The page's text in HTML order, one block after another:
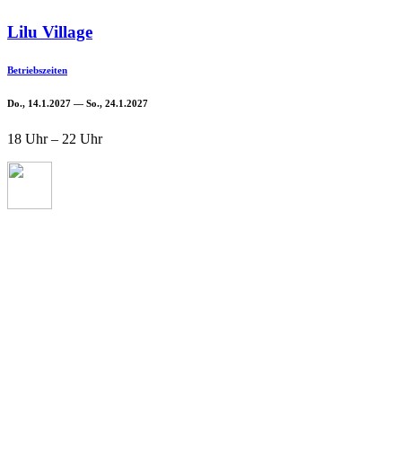
Lilu Village
Betriebszeiten
Do., 14.1.2027 — So., 24.1.2027
18 Uhr – 22 Uhr